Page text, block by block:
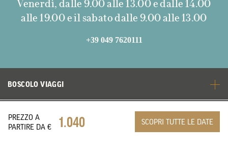
PREZZO A
PARTIRE DA €
1.040 SCOPRI TUTTE LE DATE
Venerdì, dalle 9.00 alle 13.00 e dalle 14.00
alle 19.00 e il sabato dalle 9.00 alle 13.00
+39 049 7620111
BOSCOLO VIAGGI
TOP DESTINAZIONI